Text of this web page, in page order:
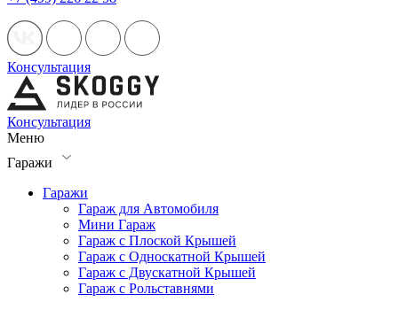
Консультация
Консультация
Меню
Гаражи
Гаражи
Гараж для Автомобиля
Мини Гараж
Гараж с Плоской Крышей
Гараж с Односкатной Крышей
Гараж с Двускатной Крышей
Гараж с Рольставнями